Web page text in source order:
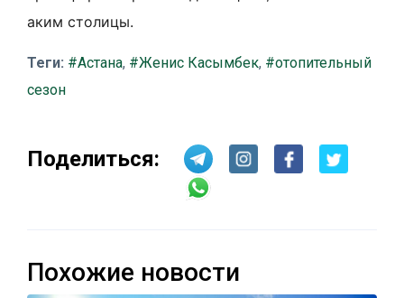
аким столицы.
Теги: #Астана, #Женис Касымбек, #отопительный
сезон
Поделиться:
Похожие новости